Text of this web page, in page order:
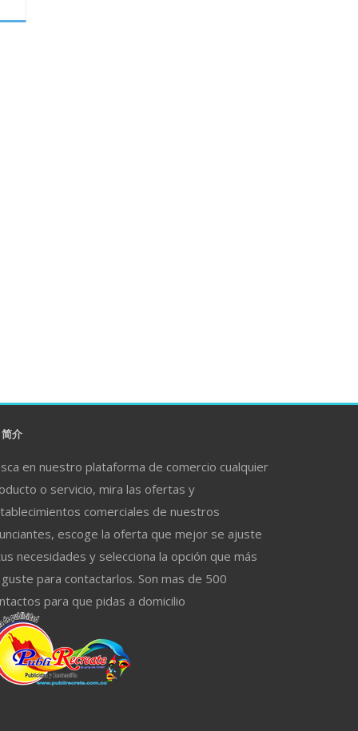
介
en nuestro plataforma de comercio cualquier
o servicio, mira las ofertas y
comerciales de nuestros
escoge la oferta que mejor se ajuste
necesidades y selecciona la opción que más
para contactarlos. Son mas de 500
para que pidas a domicilio